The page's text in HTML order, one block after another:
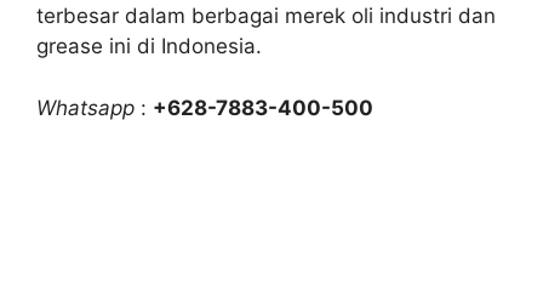
terbesar dalam berbagai merek oli industri dan
grease ini di Indonesia.
Whatsapp : +628-7883-400-500